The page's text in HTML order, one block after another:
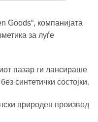
Goods“, компанијата
за луѓе
пазар ги лансираше
синтетички состојки.
природен производ